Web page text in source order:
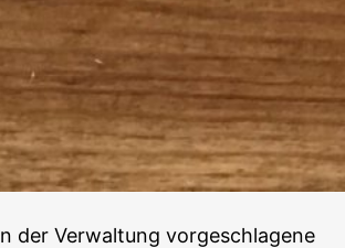
der Verwaltung vorgeschlagene